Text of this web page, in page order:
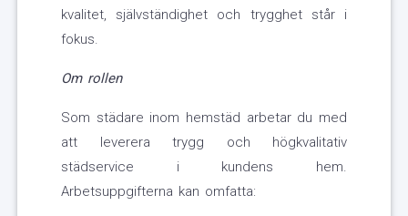
kvalitet, självständighet och trygghet står i
fokus.
Om rollen
Som städare inom hemstäd arbetar du med
att leverera trygg och högkvalitativ
städservice i kundens hem.
Arbetsuppgifterna kan omfatta: